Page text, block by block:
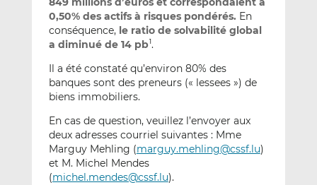
0,50% des actifs à risques pondérés. En
conséquence, le ratio de solvabilité global
a diminué de 14 pb .
Il a été constaté qu’environ 80% des
banques sont des preneurs (« lessees ») de
biens immobiliers.
En cas de question, veuillez l’envoyer aux
deux adresses courriel suivantes : Mme
Marguy Mehling (marguy.mehling@cssf.lu)
et M. Michel Mendes
(michel.mendes@cssf.lu).